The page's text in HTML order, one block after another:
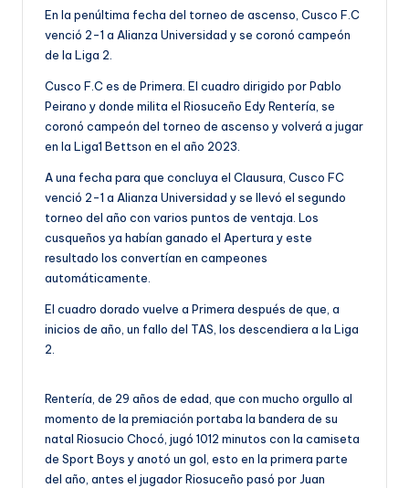
En la penúltima fecha del torneo de ascenso, Cusco F.C
venció 2-1 a Alianza Universidad y se coronó campeón
de la Liga 2.
Cusco F.C es de Primera. El cuadro dirigido por Pablo
Peirano y donde milita el Riosuceño Edy Rentería, se
coronó campeón del torneo de ascenso y volverá a jugar
en la Liga1 Bettson en el año 2023.
A una fecha para que concluya el Clausura, Cusco FC
venció 2-1 a Alianza Universidad y se llevó el segundo
torneo del año con varios puntos de ventaja. Los
cusqueños ya habían ganado el Apertura y este
resultado los convertían en campeones
automáticamente.
El cuadro dorado vuelve a Primera después de que, a
inicios de año, un fallo del TAS, los descendiera a la Liga
2.
Rentería, de 29 años de edad, que con mucho orgullo al
momento de la premiación portaba la bandera de su
natal Riosucio Chocó, jugó 1012 minutos con la camiseta
de Sport Boys y anotó un gol, esto en la primera parte
del año, antes el jugador Riosuceño pasó por Juan